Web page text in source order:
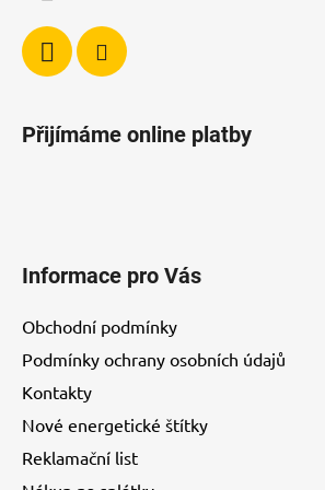
Přijímáme online platby
Informace pro Vás
Obchodní podmínky
Podmínky ochrany osobních údajů
Kontakty
Nové energetické štítky
Reklamační list